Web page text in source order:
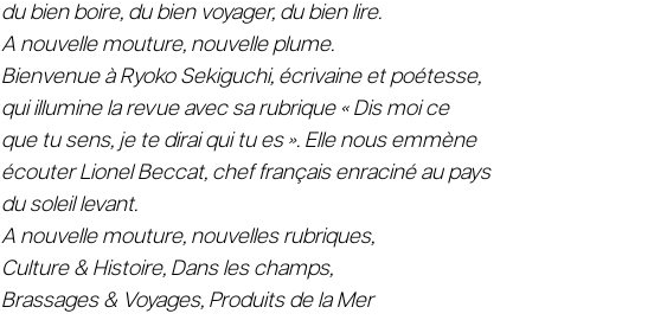
du bien boire, du bien voyager, du bien lire.
A nouvelle mouture, nouvelle plume.
Bienvenue à Ryoko Sekiguchi, écrivaine et poétesse,
qui illumine la revue avec sa rubrique « Dis moi ce
que tu sens, je te dirai qui tu es ». Elle nous emmène
écouter Lionel Beccat, chef français enraciné au pays
du soleil levant.
A nouvelle mouture, nouvelles rubriques,
Culture & Histoire, Dans les champs,
Brassages & Voyages, Produits de la Mer